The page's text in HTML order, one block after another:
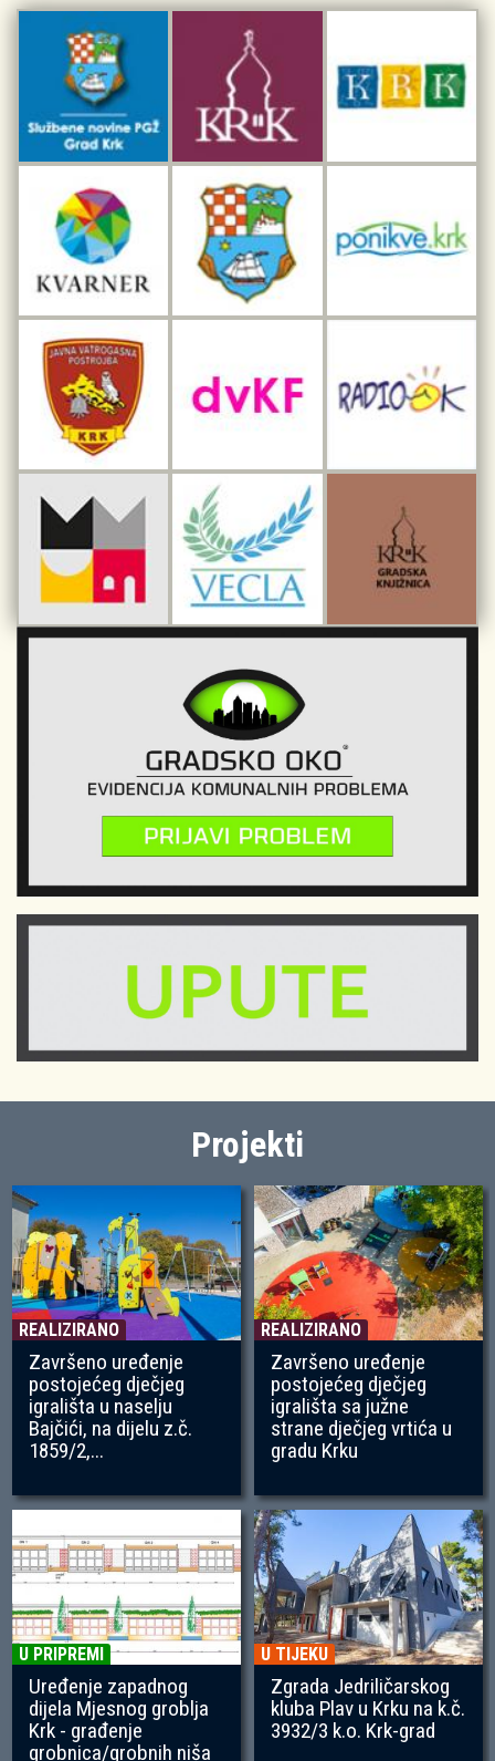
Kulturno-turistička ruta Putovima Frankopana
Dar iz Krka
Interpretacijski centar pomorske baštine
Projekti
REALIZIRANO
Završeno uređenje
postojećeg dječjeg
igrališta u naselju
Bajčići, na dijelu z.č.
1859/2,...
REALIZIRANO
Završeno uređenje
postojećeg dječjeg
igrališta sa južne
strane dječjeg vrtića u
gradu Krku
U PRIPREMI
Uređenje zapadnog
dijela Mjesnog groblja
Krk - građenje
grobnica/grobnih niša
U TIJEKU
Zgrada Jedriličarskog
kluba Plav u Krku na k.č.
3932/3 k.o. Krk-grad